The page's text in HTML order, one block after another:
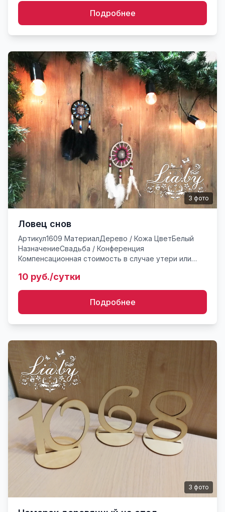
Подробнее
3 фото
Ловец снов
Артикул1609 МатериалДерево / Кожа ЦветБелый
НазначениеСвадьба / Конференция
Компенсационная стоимость в случае утери или
магический но с некоторым сакр...
10 руб./сутки
Подробнее
3 фото